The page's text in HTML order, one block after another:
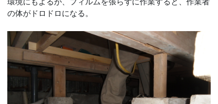
の体がドロドロになる。